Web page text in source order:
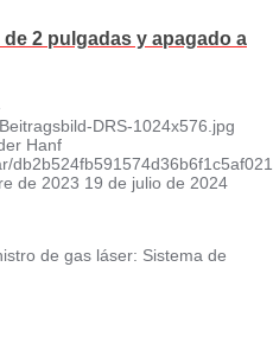
2 pulgadas y apagado a
DRS-1024x576.jpg
Hanf
de 2023 19 de julio de 2024
de gas láser: Sistema de